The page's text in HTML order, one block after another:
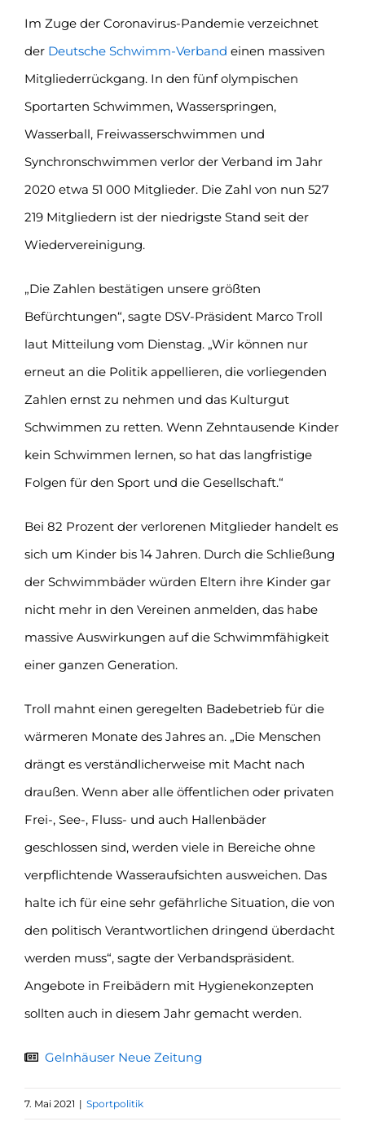
Im Zuge der Coronavirus-Pandemie verzeichnet
der Deutsche Schwimm-Verband einen massiven
Mitgliederrückgang. In den fünf olympischen
Sportarten Schwimmen, Wasserspringen,
Wasserball, Freiwasserschwimmen und
Synchronschwimmen verlor der Verband im Jahr
2020 etwa 51 000 Mitglieder. Die Zahl von nun 527
219 Mitgliedern ist der niedrigste Stand seit der
Wiedervereinigung.
„Die Zahlen bestätigen unsere größten
Befürchtungen“, sagte DSV-Präsident Marco Troll
laut Mitteilung vom Dienstag. „Wir können nur
erneut an die Politik appellieren, die vorliegenden
Zahlen ernst zu nehmen und das Kulturgut
Schwimmen zu retten. Wenn Zehntausende Kinder
kein Schwimmen lernen, so hat das langfristige
Folgen für den Sport und die Gesellschaft.“
Bei 82 Prozent der verlorenen Mitglieder handelt es
sich um Kinder bis 14 Jahren. Durch die Schließung
der Schwimmbäder würden Eltern ihre Kinder gar
nicht mehr in den Vereinen anmelden, das habe
massive Auswirkungen auf die Schwimmfähigkeit
einer ganzen Generation.
Troll mahnt einen geregelten Badebetrieb für die
wärmeren Monate des Jahres an. „Die Menschen
drängt es verständlicherweise mit Macht nach
draußen. Wenn aber alle öffentlichen oder privaten
Frei-, See-, Fluss- und auch Hallenbäder
geschlossen sind, werden viele in Bereiche ohne
verpflichtende Wasseraufsichten ausweichen. Das
halte ich für eine sehr gefährliche Situation, die von
den politisch Verantwortlichen dringend überdacht
werden muss“, sagte der Verbandspräsident.
Angebote in Freibädern mit Hygienekonzepten
sollten auch in diesem Jahr gemacht werden.
Gelnhäuser Neue Zeitung
7. Mai 2021 | Sportpolitik